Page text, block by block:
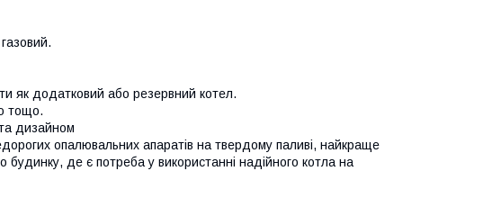
як додатковий або резервний котел.
тощо.
дизайном
опалювальних апаратів на твердому паливі, найкраще
де є потреба у використанні надійного котла на